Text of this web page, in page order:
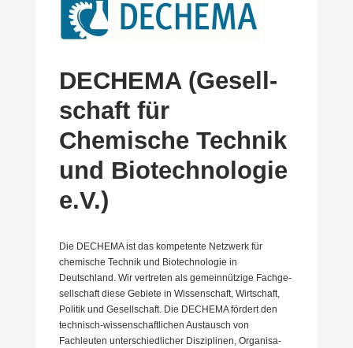
DECHEMA (Gesell­
schaft für
Chemische Technik
und Biotech­no­logie
e.V.)
Die DECHEMA ist das kompe­tente Netzwerk für
chemische Technik und Biotech­no­logie in
Deutschland. Wir vertreten als gemein­nützige Fachge­
sell­schaft diese Gebiete in Wissen­schaft, Wirtschaft,
Politik und Gesell­schaft. Die DECHEMA fördert den
technisch-wissen­schaft­lichen Austausch von
Fachleuten unter­schied­licher Diszi­plinen, Organi­sa­